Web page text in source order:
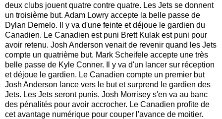
deux clubs jouent quatre contre quatre. Les Jets se donnent
un troisième but. Adam Lowry accepte la belle passe de
Dylan Demelo. Il y va d'une feinte et déjoue le gardien du
Canadien. Le Canadien est puni Brett Kulak est puni pour
avoir retenu. Josh Anderson venait de revenir quand les Jets
compte un quatrième but. Mark Scheifele accepte une très
belle passe de Kyle Conner. Il y va d'un lancer sur réception
et déjoue le gardien. Le Canadien compte un premier but
Josh Anderson lance vers le but et surprend le gardien des
Jets. Les Jets seront punis. Josh Morrisey s'en va au banc
des pénalités pour avoir accrocher. Le Canadien profite de
cet avantage numérique pour couper l'avance de moitier.